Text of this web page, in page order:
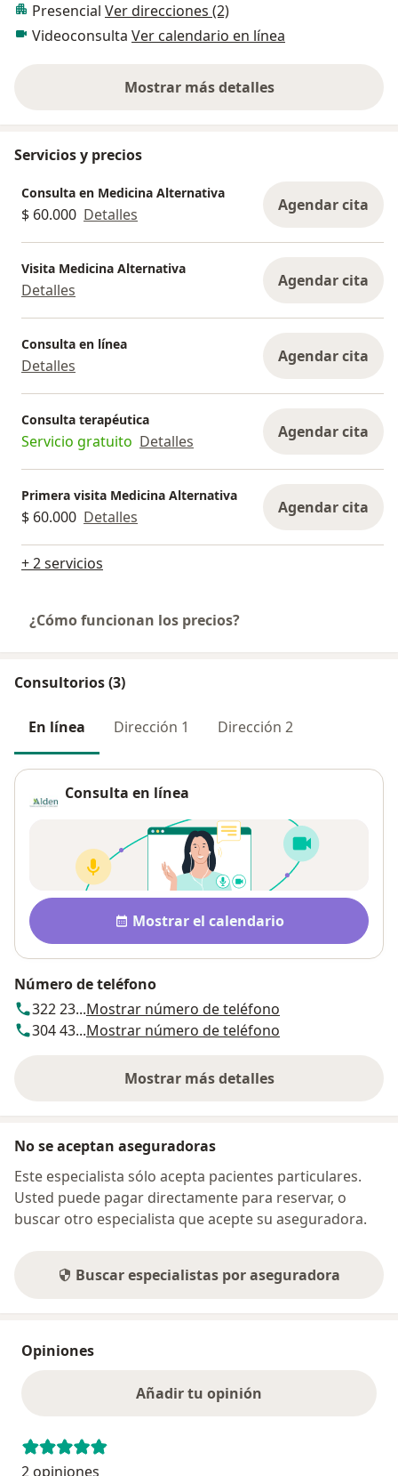
Presencial Ver direcciones (2)
Videoconsulta Ver calendario en línea
Mostrar más detalles
sobre la experiencia
Servicios y precios
Consulta en Medicina Alternativa
$ 60.000 Detalles Agendar cita
Visita Medicina Alternativa
Detalles Agendar cita
Consulta en línea
Detalles Agendar cita
Consulta terapéutica
Servicio gratuito Detalles Agendar cita
Primera visita Medicina Alternativa
$ 60.000 Detalles Agendar cita
+ 2 servicios
¿Cómo funcionan los precios?
Consultorios (3)
En línea Dirección 1 Dirección 2
Consulta en línea
Disponibilidad
Mostrar el calendario
Número de teléfono
322 23...Mostrar número de teléfono
304 43...Mostrar número de teléfono
Mostrar más detalles
sobre la dirección
No se aceptan aseguradoras
Este especialista sólo acepta pacientes particulares.
Usted puede pagar directamente para reservar, o
buscar otro especialista que acepte su aseguradora.
Buscar especialistas por aseguradora
Opiniones
Añadir tu opinión
2 opiniones